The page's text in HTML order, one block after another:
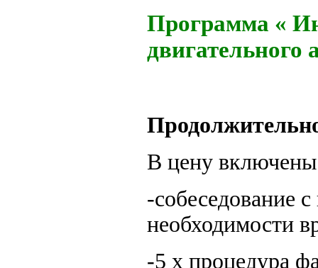
Программа «
двигательного
В цену
-собеседование
необходимости
-5 х процедура